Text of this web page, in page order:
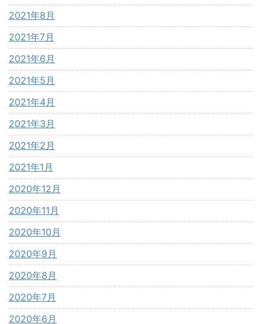
2021年8月
2021年7月
2021年6月
2021年5月
2021年4月
2021年3月
2021年2月
2021年1月
2020年12月
2020年11月
2020年10月
2020年9月
2020年8月
2020年7月
2020年6月